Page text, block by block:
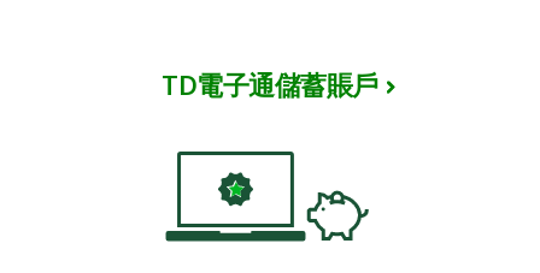
TD電子通儲蓄賬戶